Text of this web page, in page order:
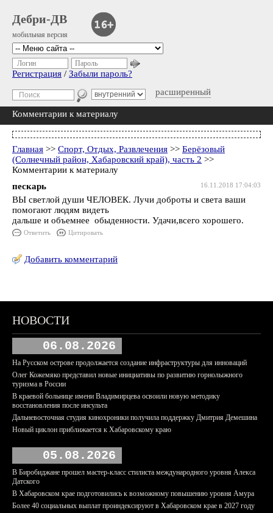
Дебри-ДВ
мобильная версия
расширенный
Логин Пароль
Регистрация / Забыли пароль?
Комментарии к материалу
Главная >> Спорт, Отдых, Развлечения >> Берёзовый
(Солнечный район, Хабаровский край), часть 2 >>
Комментарии к материалу
16.11.2018 17:04:03
пескарь
ВЫ светлой души ЧЕЛОВЕК. Лучи доброты и света ваши
помогают людям видеть
дальше и объемнее обыденности. Удачи,всего хорошего.
Ответить Цитировать
Добавить комментарий
НОВОСТИ
06.08.2026
На Русском острове продолжается создание инфраструктуры для инноваций
Олег Кожемяко представил новые инициативы по развитию горнолыжного
туризма в России
В краевой больнице имени Владимирцева освоили новую методику
восстановления после инсульта
Дальневосточная студия кинохроники получила поддержку Дмитрия Демешина
Новый циклон приближается к Хабаровскому краю
05.08.2026
В Биробиджане прошел мастер-класс стилиста международного уровня Алекса
Датского
В Хабаровском крае подготовились к возможному повышению уровня Амура
Более 40 социальных выплат проиндексируют в Хабаровском крае в 2027 году